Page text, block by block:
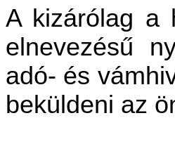
A kizárólag a
elnevezésű
adó- és
beküldeni az